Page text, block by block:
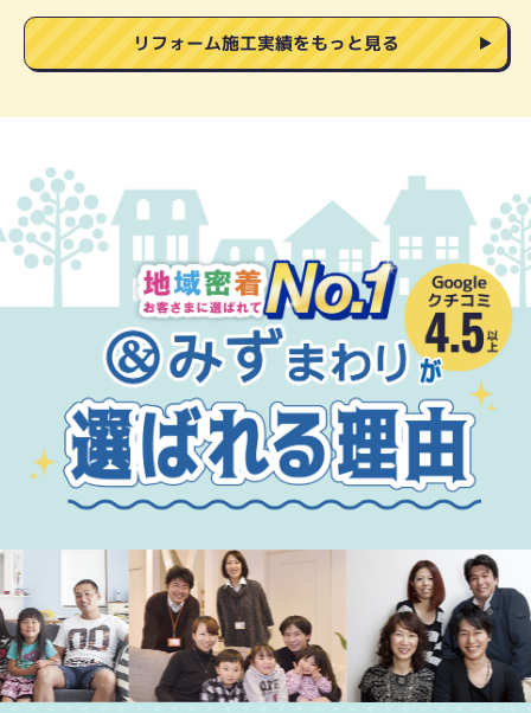
リフォーム施工実績をもっと見る